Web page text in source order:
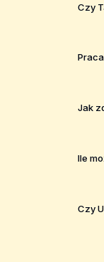
Czy
Jak
Ile
Czy